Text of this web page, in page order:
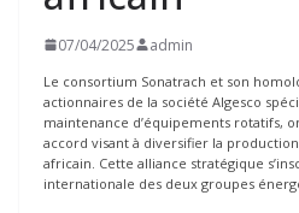
07/04/2025 admin
Le consortium Sonatrach et son
actionnaires de la société Algesco
maintenance d’équipements rotatifs,
accord visant à diversifier la
africain. Cette alliance stratégique
internationale des deux groupes